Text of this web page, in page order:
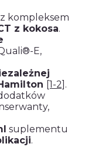
kompleksem
z kokosa.
E,
[1-2] .
suplementu
.